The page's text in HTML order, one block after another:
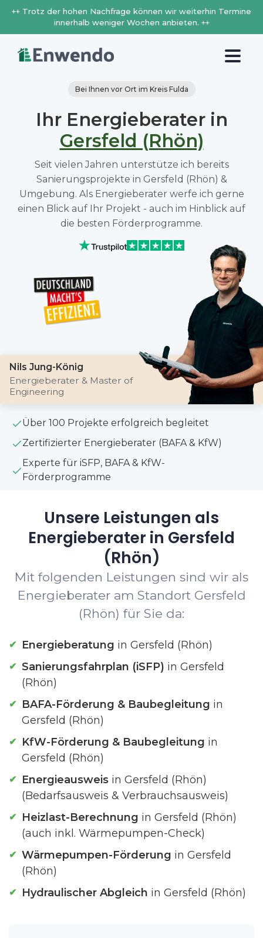
++ Trotz der hohen Nachfrage können wir weiterhin Termine
innerhalb weniger Wochen anbieten. ++
Bei Ihnen vor Ort im Kreis Fulda
Ihr Energieberater in
Gersfeld (Rhön)
Seit vielen Jahren unterstütze ich bereits
Sanierungsprojekte in Gersfeld (Rhön) &
Umgebung. Als Energieberater werfe ich gerne
einen Blick auf Ihr Projekt - auch im Hinblick auf
die besten Förderprogramme.
Nils Jung-König
Energieberater & Master of
Engineering
Über 100 Projekte erfolgreich begleitet
Zertifizierter Energieberater (BAFA & KfW)
Experte für iSFP, BAFA & KfW-
Förderprogramme
Unsere Leistungen als
Energieberater in Gersfeld
(Rhön)
Mit folgenden Leistungen sind wir als
Energieberater am Standort Gersfeld
(Rhön) für Sie da:
Energieberatung in Gersfeld (Rhön)
Sanierungsfahrplan (iSFP) in Gersfeld
(Rhön)
BAFA-Förderung & Baubegleitung in
Gersfeld (Rhön)
KfW-Förderung & Baubegleitung in
Gersfeld (Rhön)
Energieausweis in Gersfeld (Rhön)
(Bedarfsausweis & Verbrauchsausweis)
Heizlast-Berechnung in Gersfeld (Rhön)
(auch inkl. Wärmepumpen-Check)
Wärmepumpen-Förderung in Gersfeld
(Rhön)
Hydraulischer Abgleich in Gersfeld (Rhön)